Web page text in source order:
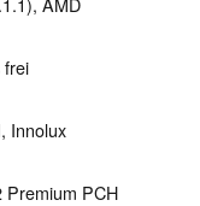
frei
Innolux
Premium PCH